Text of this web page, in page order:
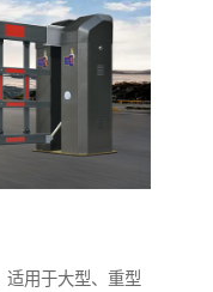
适用于大型、重型